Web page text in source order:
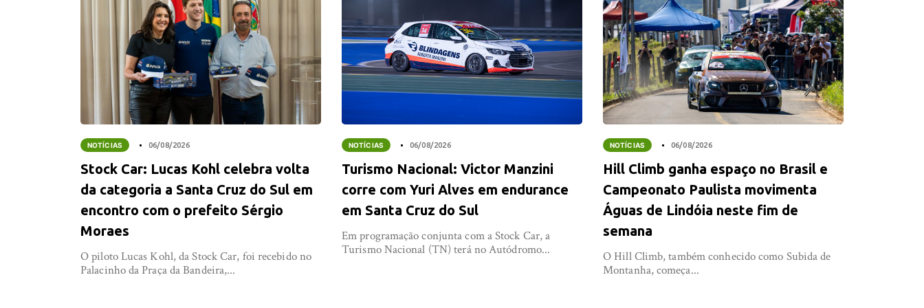
NOTÍCIAS 06/08/2026
Stock Car: Lucas Kohl celebra volta
da categoria a Santa Cruz do Sul em
encontro com o prefeito Sérgio
Moraes
O piloto Lucas Kohl, da Stock Car, foi recebido no
Palacinho da Praça da Bandeira,...
NOTÍCIAS 06/08/2026
Turismo Nacional: Victor Manzini
corre com Yuri Alves em endurance
em Santa Cruz do Sul
Em programação conjunta com a Stock Car, a
Turismo Nacional (TN) terá no Autódromo...
NOTÍCIAS 06/08/2026
Hill Climb ganha espaço no Brasil e
Campeonato Paulista movimenta
Águas de Lindóia neste fim de
semana
O Hill Climb, também conhecido como Subida de
Montanha, começa...